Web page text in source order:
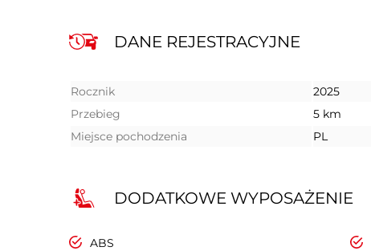
DANE REJESTRACYJNE
Rocznik
2025
Przebieg
5 km
Miejsce pochodzenia
PL
DODATKOWE WYPOSAŻENIE
ABS